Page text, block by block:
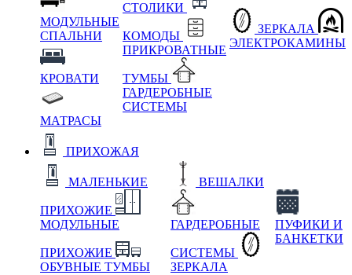
МОДУЛЬНЫЕ
СПАЛЬНИ
КРОВАТИ
МАТРАСЫ
СТОЛИКИ
КОМОДЫ
ПРИКРОВАТНЫЕ
ТУМБЫ
ГАРДЕРОБНЫЕ
СИСТЕМЫ
ЗЕРКАЛА
ЭЛЕКТРОКАМИНЫ
ПРИХОЖАЯ
МАЛЕНЬКИЕ
ПРИХОЖИЕ
МОДУЛЬНЫЕ
ПРИХОЖИЕ
ОБУВНЫЕ ТУМБЫ
ВЕШАЛКИ
ГАРДЕРОБНЫЕ
СИСТЕМЫ
ЗЕРКАЛА
ПУФИКИ И
БАНКЕТКИ